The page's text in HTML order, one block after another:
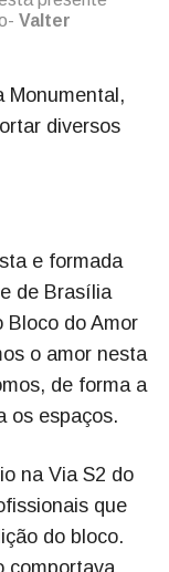
Valter
Monumental,
diversos
e formada
de Brasília
Bloco do Amor
o amor nesta
de forma a
os espaços.
na Via S2 do
que
do bloco.